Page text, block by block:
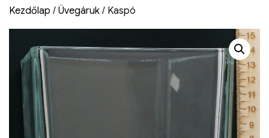
Kezdőlap / Üvegáruk / Kaspó